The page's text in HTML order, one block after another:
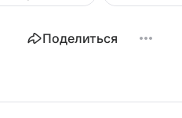
Поделиться